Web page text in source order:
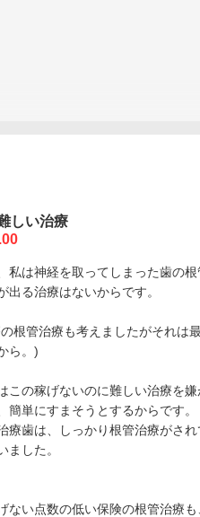
しい治療
私は神経を取ってしまった歯の
出る治療はないからです。
根管治療も考えましたがそれは
ら。)
この稼げないのに難しい治療を
簡単にすまそうとするからです。
療歯は、しっかり根管治療がさ
ました。
ない点数の低い保険の根管治療